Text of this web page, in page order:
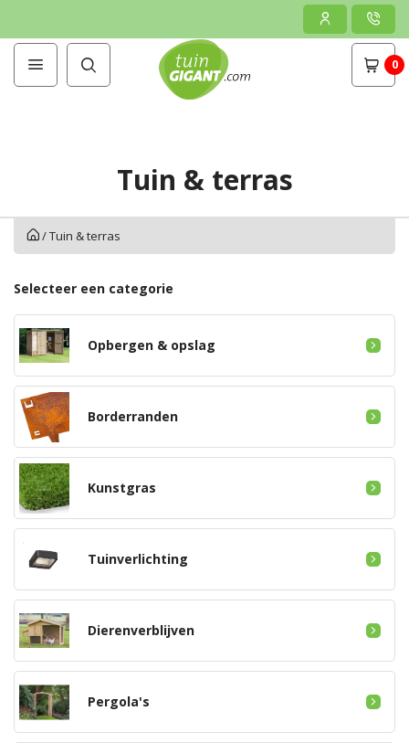
0
Tuin & terras
/Tuin & terras
Selecteer een categorie
Opbergen & opslag
Borderranden
Kunstgras
Tuinverlichting
Dierenverblijven
Pergola's